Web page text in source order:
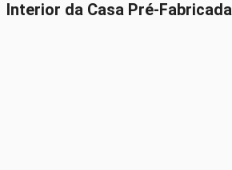
Interior da Casa Pré-Fabricada